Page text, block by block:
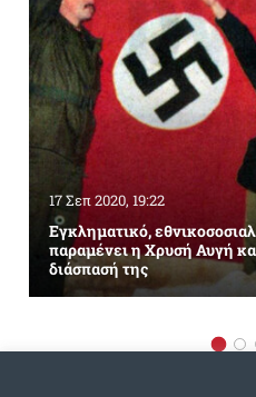
17 Σεπ 2020, 19:22
Εγκληματικό,
παραμένει η Χρυσή Αυγή
διάσπασή της